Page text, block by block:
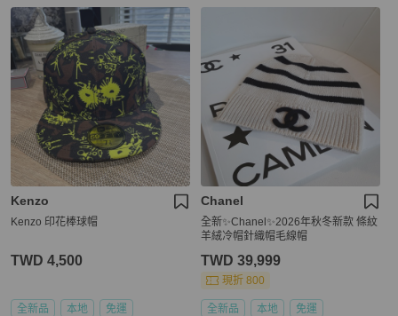
Kenzo
Kenzo 印花棒球帽
TWD 4,500
全新品 本地 免運
Chanel
全新✨Chanel✨2026年秋冬新款 條紋
羊絨冷帽針織帽毛線帽
TWD 39,999
現折 800
全新品 本地 免運